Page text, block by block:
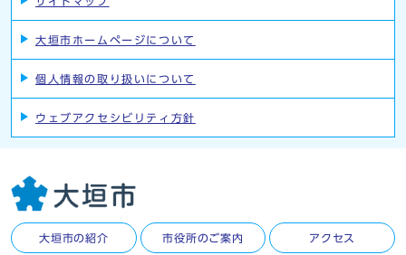
大垣市ホームページについて
個人情報の取り扱いについて
ウェブアクセシビリティ方針
大垣市の紹介 市役所のご案内 アクセス